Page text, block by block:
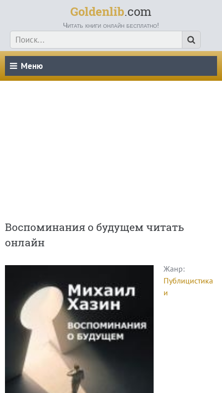
Goldenlib.com
Читать книги онлайн бесплатно!
Меню
Воспоминания о будущем читать
онлайн
Жанр:
Публицистика
и